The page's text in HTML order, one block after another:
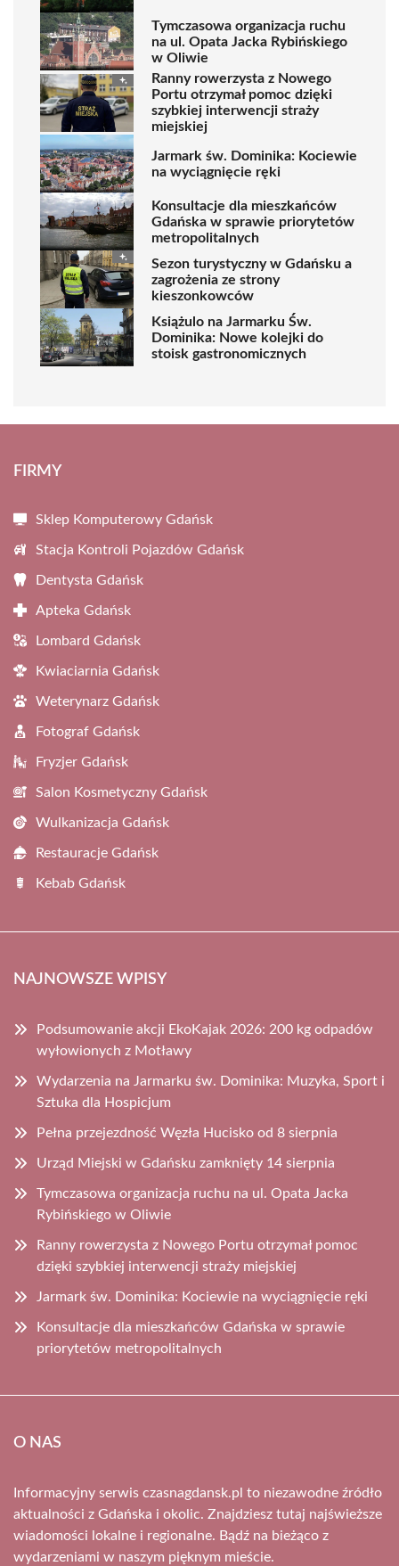
Tymczasowa organizacja ruchu
na ul. Opata Jacka Rybińskiego
w Oliwie
Ranny rowerzysta z Nowego
Portu otrzymał pomoc dzięki
szybkiej interwencji straży
miejskiej
Jarmark św. Dominika: Kociewie
na wyciągnięcie ręki
Konsultacje dla mieszkańców
Gdańska w sprawie priorytetów
metropolitalnych
Sezon turystyczny w Gdańsku a
zagrożenia ze strony
kieszonkowców
Książulo na Jarmarku Św.
Dominika: Nowe kolejki do
stoisk gastronomicznych
FIRMY
Sklep Komputerowy Gdańsk
Stacja Kontroli Pojazdów Gdańsk
Dentysta Gdańsk
Apteka Gdańsk
Lombard Gdańsk
Kwiaciarnia Gdańsk
Weterynarz Gdańsk
Fotograf Gdańsk
Fryzjer Gdańsk
Salon Kosmetyczny Gdańsk
Wulkanizacja Gdańsk
Restauracje Gdańsk
Kebab Gdańsk
NAJNOWSZE WPISY
Podsumowanie akcji EkoKajak 2026: 200 kg odpadów
wyłowionych z Motławy
Wydarzenia na Jarmarku św. Dominika: Muzyka, Sport i
Sztuka dla Hospicjum
Pełna przejezdność Węzła Hucisko od 8 sierpnia
Urząd Miejski w Gdańsku zamknięty 14 sierpnia
Tymczasowa organizacja ruchu na ul. Opata Jacka
Rybińskiego w Oliwie
Ranny rowerzysta z Nowego Portu otrzymał pomoc
dzięki szybkiej interwencji straży miejskiej
Jarmark św. Dominika: Kociewie na wyciągnięcie ręki
Konsultacje dla mieszkańców Gdańska w sprawie
priorytetów metropolitalnych
O NAS
Informacyjny serwis czasnagdansk.pl to niezawodne źródło
aktualności z Gdańska i okolic. Znajdziesz tutaj najświeższe
wiadomości lokalne i regionalne. Bądź na bieżąco z
wydarzeniami w naszym pięknym mieście.